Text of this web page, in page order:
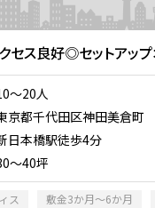
クセス良好◎セットアップ
～20人
京都千代田区神田美倉町
日本橋駅徒歩4分
～40坪
ス 敷金3か月～6か月